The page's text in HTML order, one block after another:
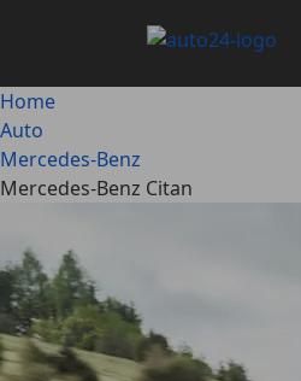
principale
Home
Auto
Mercedes-Benz
Mercedes-Benz Citan